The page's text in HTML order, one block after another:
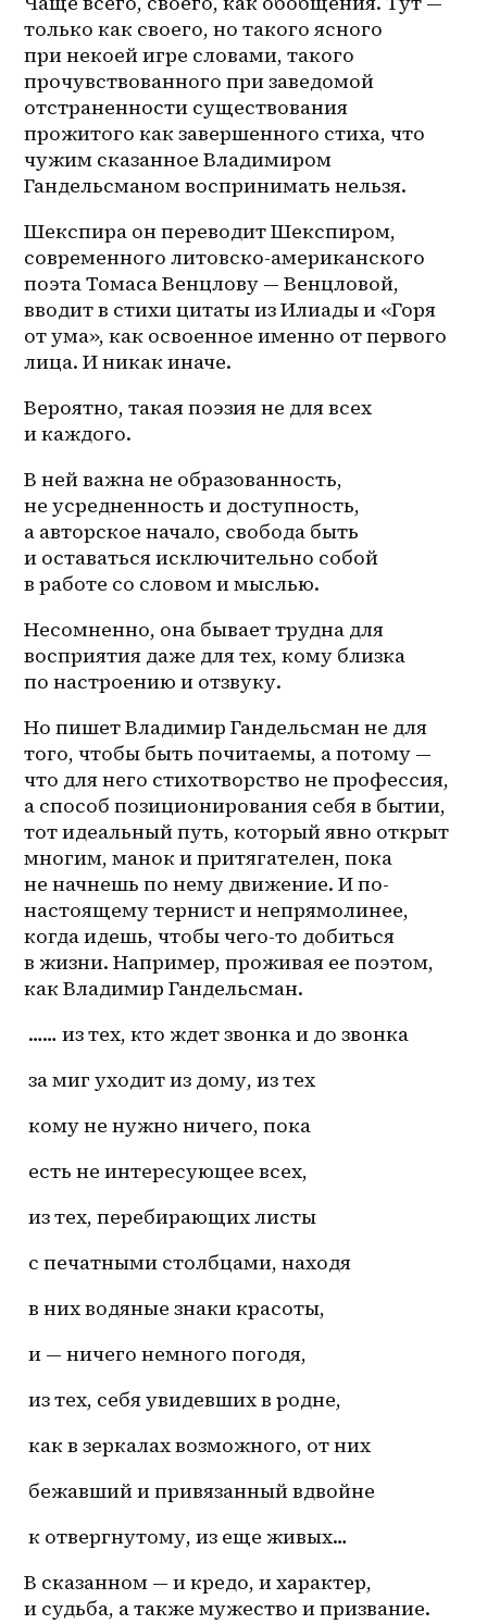
только как своего, но такого ясного
при некоей игре словами, такого
прочувствованного при заведомой
отстраненности существования
прожитого как завершенного стиха, что
чужим сказанное Владимиром
Гандельсманом воспринимать нельзя.
Шекспира он переводит Шекспиром,
современного литовско-американского
поэта Томаса Венцлову — Венцловой,
вводит в стихи цитаты из Илиады и «Горя
от ума», как освоенное именно от первого
лица. И никак иначе.
Вероятно, такая поэзия не для всех
и каждого.
В ней важна не образованность,
не усредненность и доступность,
а авторское начало, свобода быть
и оставаться исключительно собой
в работе со словом и мыслью.
Несомненно, она бывает трудна для
восприятия даже для тех, кому близка
по настроению и отзвуку.
Но пишет Владимир Гандельсман не для
того, чтобы быть почитаемы, а потому —
что для него стихотворство не профессия,
а способ позиционирования себя в бытии,
тот идеальный путь, который явно открыт
многим, манок и притягателен, пока
не начнешь по нему движение. И по-
настоящему тернист и непрямолинее,
когда идешь, чтобы чего-то добиться
в жизни. Например, проживая ее поэтом,
как Владимир Гандельсман.
…… из тех, кто ждет звонка и до звонка
за миг уходит из дому, из тех
кому не нужно ничего, пока
есть не интересующее всех,
из тех, перебирающих листы
с печатными столбцами, находя
в них водяные знаки красоты,
и — ничего немного погодя,
из тех, себя увидевших в родне,
как в зеркалах возможного, от них
бежавший и привязанный вдвойне
к отвергнутому, из еще живых…
В сказанном — и кредо, и характер,
и судьба, а также мужество и призвание.